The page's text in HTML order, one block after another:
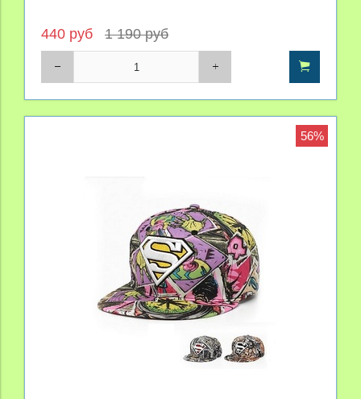
440 руб 1 190 руб
56%